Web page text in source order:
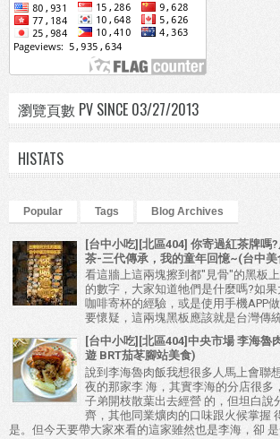
瀏覽頁數 PV SINCE 03/27/2013
HISTATS
Popular Tags Blog Archives
[台中小吃][北區404] 你寄過紅茶牌嗎
茶-三代傳承，我的童年回憶~(台中美
看這牆上這兩塊擦到都"見骨"的黑板
的數字，大家知道牠們是什麼嗎?如
咖啡寄杯的經驗，或是使用手機APP
要懷疑，這兩塊黑板應該就是台灣傳
[台中小吃][北區404]中央市場 李海魯
遊 BRT茄苳腳站美食)
說到李海魯肉飯我想很多人馬上會聯
夜的那家李 海，其實李海的分店很多
子弟開枝散葉出去經營 的，但坦白說
齊，其他同業爌肉的口味跟火候掌握
是。但今天要帶大家來看的這家雖然也是李海，卻 是